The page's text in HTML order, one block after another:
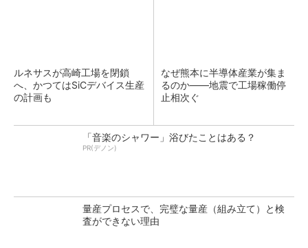
ルネサスが高崎工場を閉鎖
へ、かつてはSiCデバイス生産
の計画も
なぜ熊本に半導体産業が集ま
るのか――地震で工場稼働停
止相次ぐ
「音楽のシャワー」浴びたことはある？
PR(デノン)
量産プロセスで、完璧な量産（組み立て）と検
査ができない理由